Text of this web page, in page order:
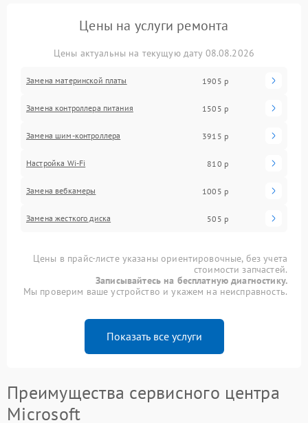
Цены на услуги ремонта
Цены актуальны на текущую дату 08.08.2026
Замена материнской платы 1905 р
Замена контроллера питания 1505 р
Замена шим-контроллера 3915 р
Настройка Wi-Fi 810 р
Замена вебкамеры 1005 р
Замена жесткого диска 505 р
Цены в прайс-листе указаны ориентировочные, без учета
стоимости запчастей.
Записывайтесь на бесплатную диагностику.
Мы проверим ваше устройство и укажем на неисправность.
Показать все услуги
Преимущества сервисного центра
Microsoft